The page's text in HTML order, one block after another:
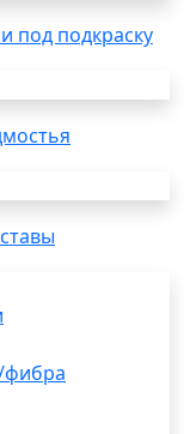
под подкраску
фибра